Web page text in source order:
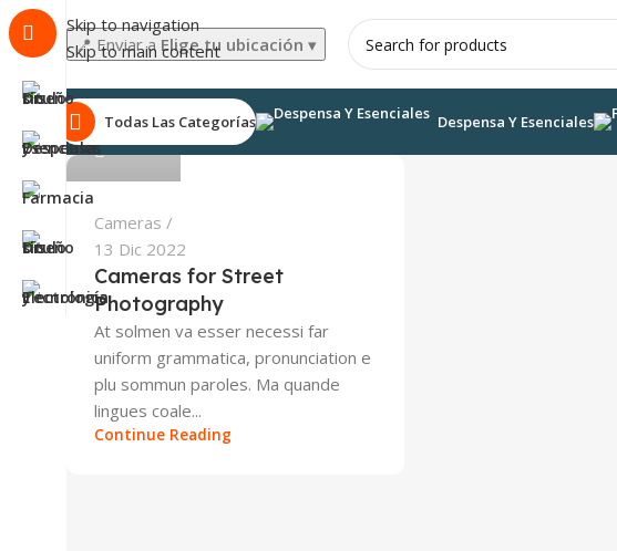
Skip to navigation
Skip to main content
📍 Enviar a Elige tu ubicación ▾
Todas Las Categorías Despensa Y Esenciales
admin
0
Cameras
13 Dic 2022
Cameras for Street
Photography
At solmen va esser necessi far
uniform grammatica, pronunciation e
plu sommun paroles. Ma quande
lingues coale...
Continue Reading